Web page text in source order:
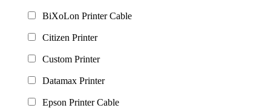
BiXoLon Printer Cable
Citizen Printer
Custom Printer
Datamax Printer
Epson Printer Cable